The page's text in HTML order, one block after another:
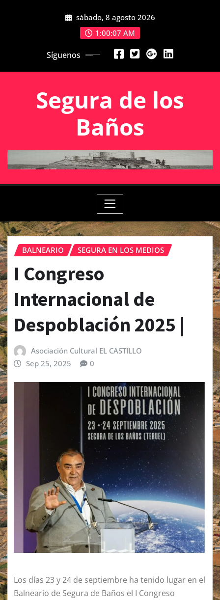
sábado, 8 agosto 2026
1:00:08 AM
Síguenos
Segura de los
Baños
BALNEARIO SEGURA EN LOS MEDIOS
I Congreso
Internacional de
Despoblación 2025 |
Asociación Cultural EL CASTILLO
Sep 25, 2025
0
Los días 23 y 24 de septiembre ha tenido lugar en el
Balneario de Segura de Baños el I Congreso